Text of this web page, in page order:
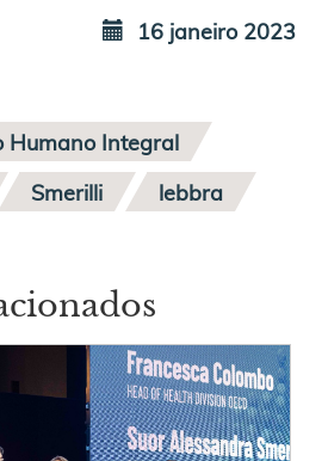
16 janeiro 2023
Humano Integral
Smerilli lebbra